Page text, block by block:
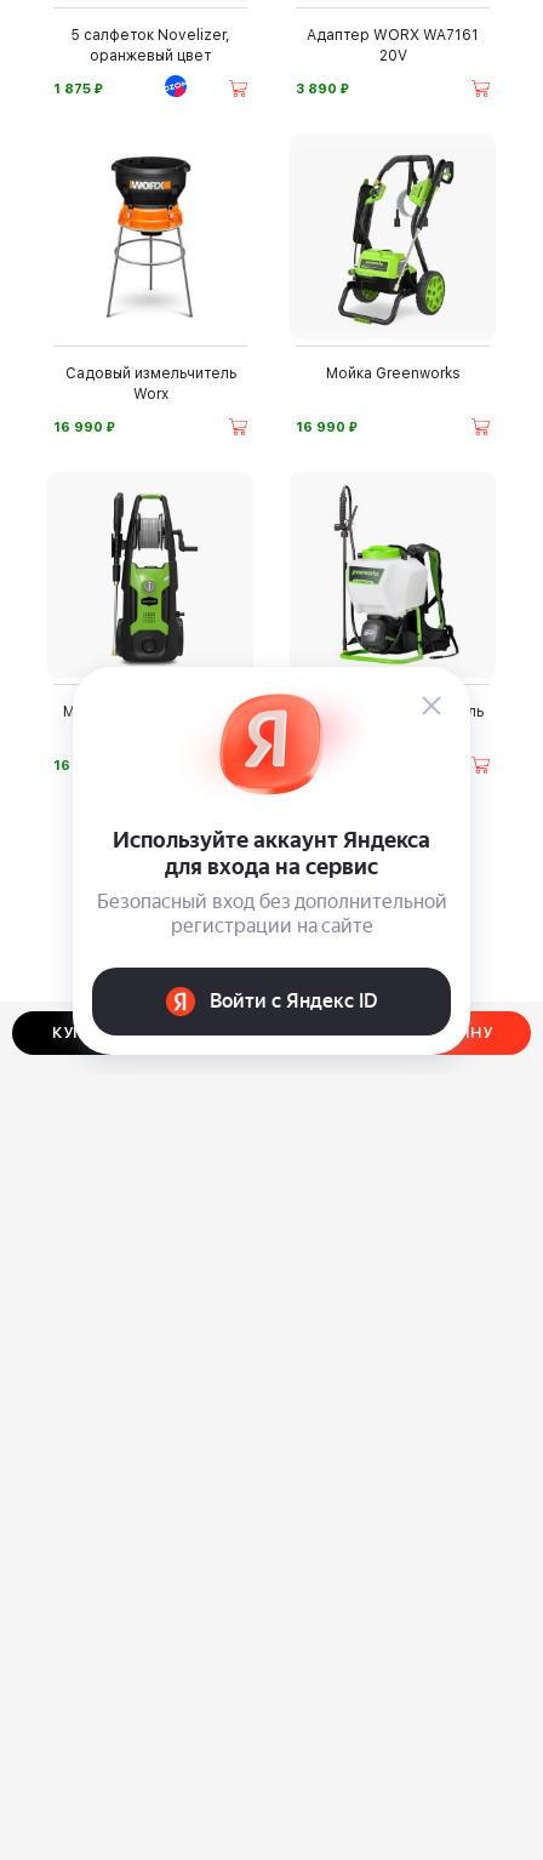
КУПИТЬ В ОДИН КЛИК ДОБАВИТЬ В КОРЗИНУ
5 салфеток Novelizer,
оранжевый цвет
1 875 ⃏
Адаптер WORX WA7161
20V
3 890 ⃏
Садовый измельчитель
Worx
16 990 ⃏
Мойка Greenworks
16 990 ⃏
Мойка Greenworks G140
16 990
Садовый опрыскиватель
11 990